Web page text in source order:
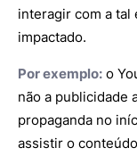
interagir com a tal
impactado.
Por exemplo: o
não a publicidade
propaganda no
assistir o